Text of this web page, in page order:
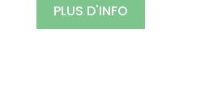
PLUS D'INFO